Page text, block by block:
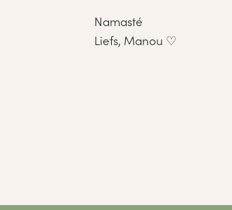
Namasté
Liefs, Manou ♡